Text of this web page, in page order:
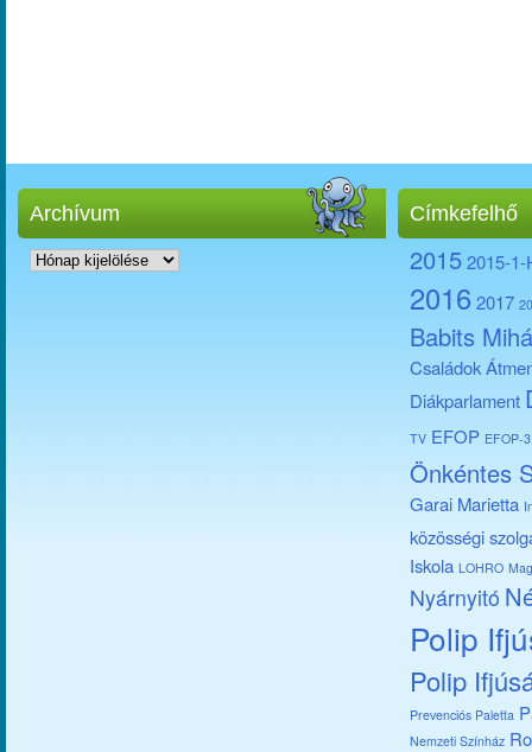
Archívum
Archívum
Címkefelhő
20152015-1-
2016 2017
Babits
Családok
Diákparlament
TV EFOP EFOP-
Önkéntes
Garai Marietta
közösségi
Iskola LOHRO
Nyárnyitó
Polip
Polip
Prevenciós Paletta
Nemzeti Színház